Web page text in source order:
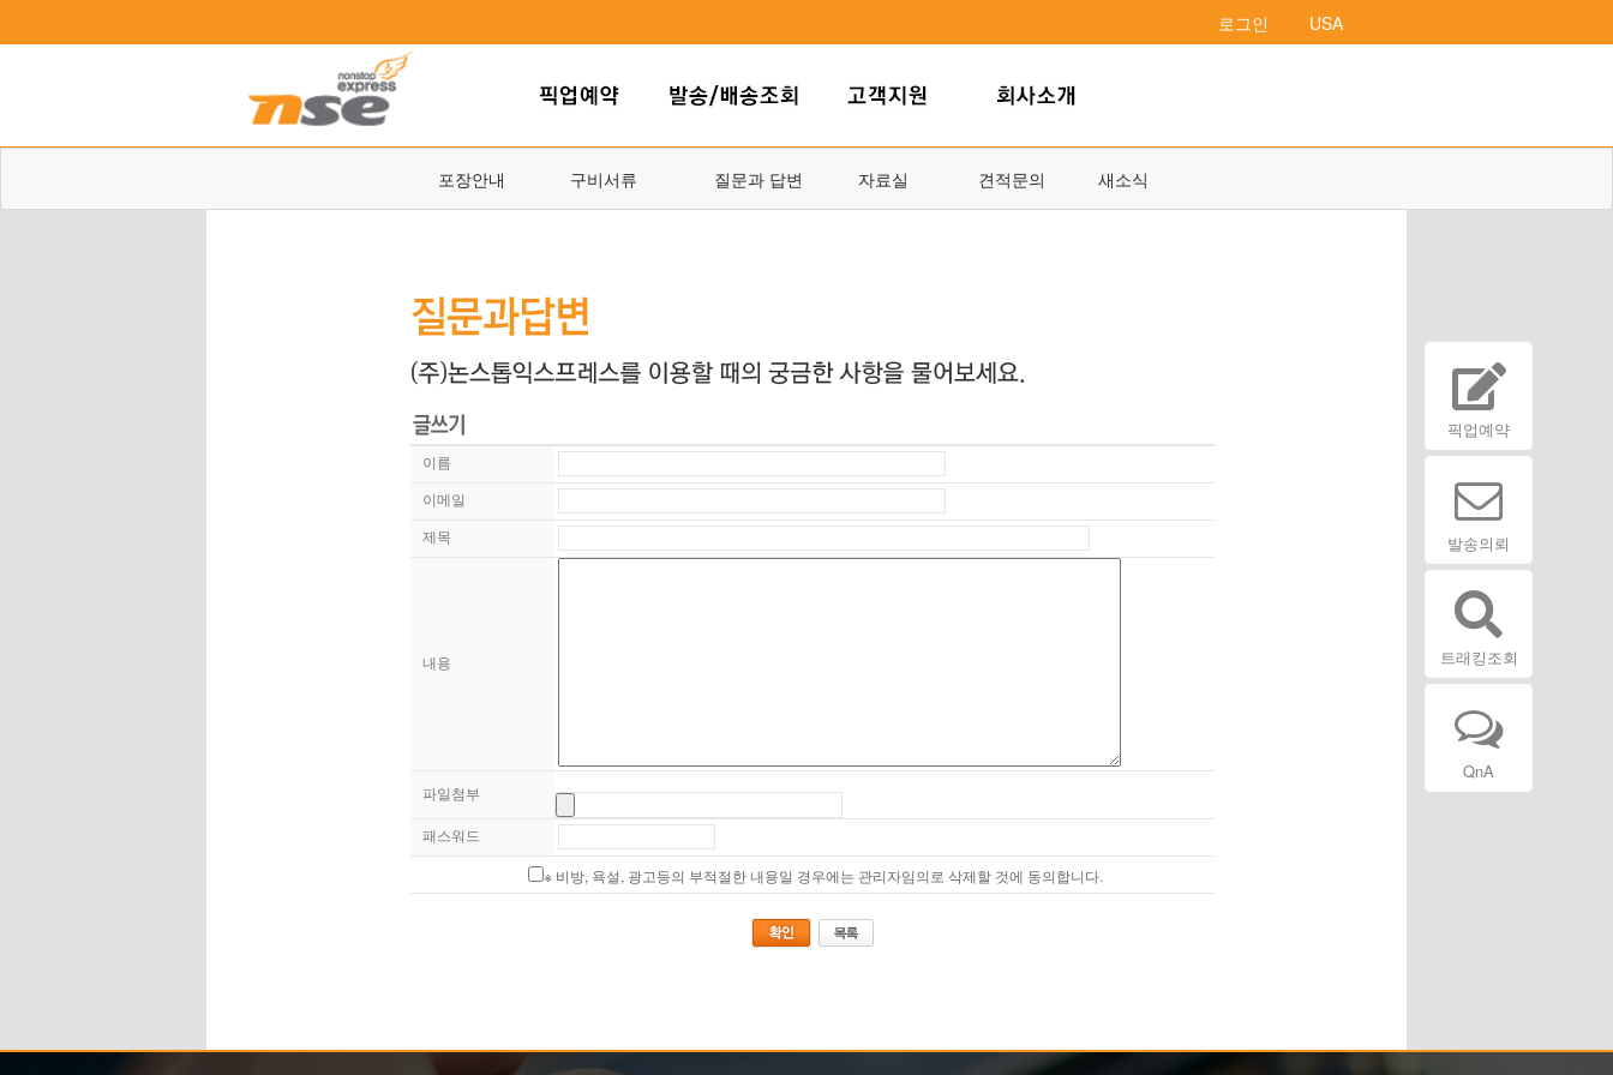
로그인 USA
픽업예약
발송의뢰
트래킹조회
QnA
포장안내 구비서류 질문과 답변 자료실 견적문의 새소식
이름
이메일
제목
내용
파일첨부
패스워드
※ 비방, 욕설, 광고등의 부적절한 내용일 경우에는 관리자임의로 삭제할 것에 동의합니다.